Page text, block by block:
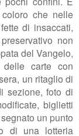
che nelle
di insaccati,
non
del Vangelo,
carte con
un ritaglio di
sezione, foto di
biglietti
un punto
di una lotteria